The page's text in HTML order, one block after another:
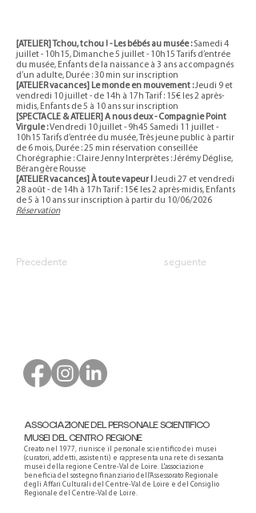
[ATELIER] Tchou, tchou ! - Les bébés au musée :Samedi 4
juillet - 10h15, Dimanche 5 juillet - 10h15 Tarifs d’entrée
du musée, Enfants de la naissance à 3 ans accompagnés
d’un adulte, Durée : 30 min sur inscription
[ATELIER vacances] Le monde en mouvement :Jeudi 9 et
vendredi 10 juillet - de 14h à 17h Tarif : 15€ les 2 après-
midis, Enfants de 5 à 10 ans sur inscription
[SPECTACLE & ATELIER] A nous deux - Compagnie Point
Virgule :Vendredi 10 juillet - 9h45 Samedi 11 juillet -
10h15 Tarifs d’entrée du musée, Très jeune public à partir
de 6 mois, Durée : 25 min réservation conseillée
Chorégraphie : Claire Jenny Interprètes : Jérémy Déglise,
Bérangère Rousse
[ATELIER vacances] À toute vapeur !Jeudi 27 et vendredi
28 août - de 14h à 17h Tarif : 15€ les 2 après-midis, Enfants
de 5 à 10 ans sur inscription à partir du 10/06/2026
Réservation
Precedente seguente
ASSOCIAZIONE DEL PERSONALE SCIENTIFICO
MUSEI DEL CENTRO REGIONE
Creato nel 1977, riunisce il personale scientifico dei musei
(curatori, addetti, assistenti) e rappresenta una rete di sessanta
musei della regione Centre-Val de Loire. L'associazione
beneficia del sostegno finanziario dell'Assessorato Regionale
degli Affari Culturali del Centre-Val de Loire e del Consiglio
Regionale del Centre-Val de Loire.